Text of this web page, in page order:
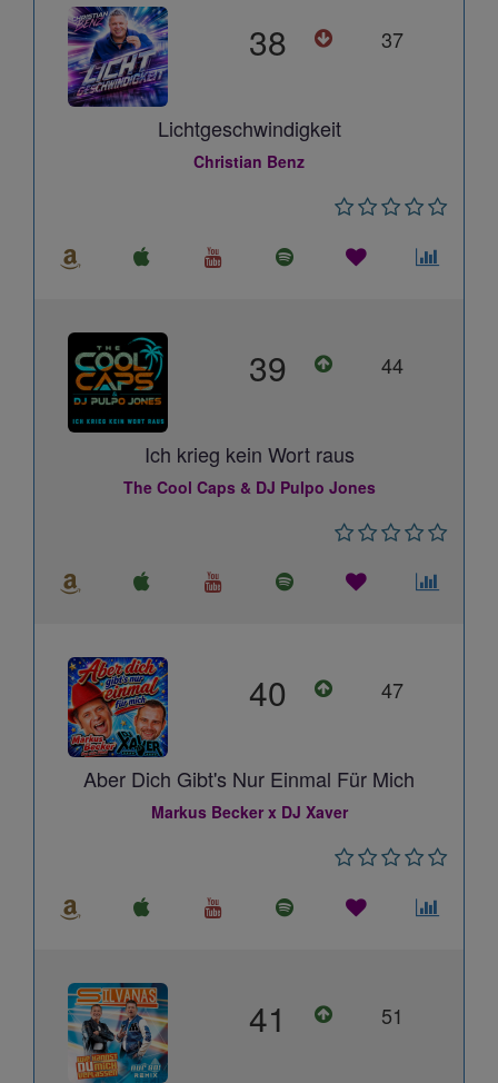
38 37
Lichtgeschwindigkeit
Christian Benz
39 44
Ich krieg kein Wort raus
The Cool Caps & DJ Pulpo Jones
40 47
Aber Dich Gibt's Nur Einmal Für Mich
Markus Becker x DJ Xaver
41 51